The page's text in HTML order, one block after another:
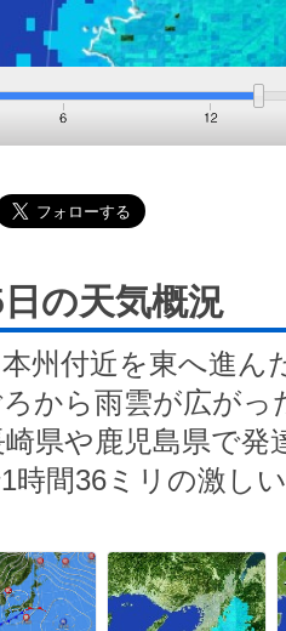
の天気概況
州付近を東へ進ん
から雨雲が広がっ
県や鹿児島県で
時間36ミリの激し